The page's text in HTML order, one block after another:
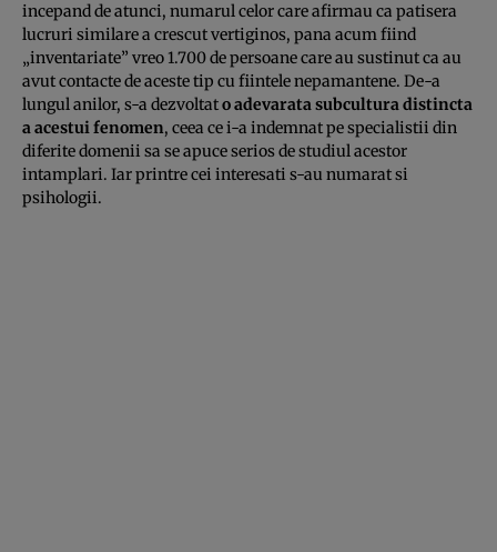
incepand de atunci, numarul celor care afirmau ca patisera
lucruri similare a crescut vertiginos, pana acum fiind
„inventariate” vreo 1.700 de persoane care au sustinut ca au
avut contacte de aceste tip cu fiintele nepamantene. De-a
lungul anilor, s-a dezvoltato adevarata subcultura distincta
a acestui fenomen, ceea ce i-a indemnat pe specialistii din
diferite domenii sa se apuce serios de studiul acestor
intamplari. Iar printre cei interesati s-au numarat si
psihologii.